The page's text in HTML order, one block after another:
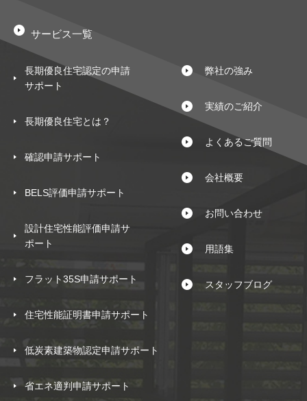
サービス一覧
長期優良住宅認定の申請
サポート
長期優良住宅とは？
確認申請サポート
BELS評価申請サポート
設計住宅性能評価申請サ
ポート
フラット35S申請サポート
住宅性能証明書申請サポート
低炭素建築物認定申請サポート
省エネ適判申請サポート
弊社の強み
実績のご紹介
よくあるご質問
会社概要
お問い合わせ
用語集
スタッフブログ